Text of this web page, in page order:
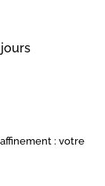
: votre